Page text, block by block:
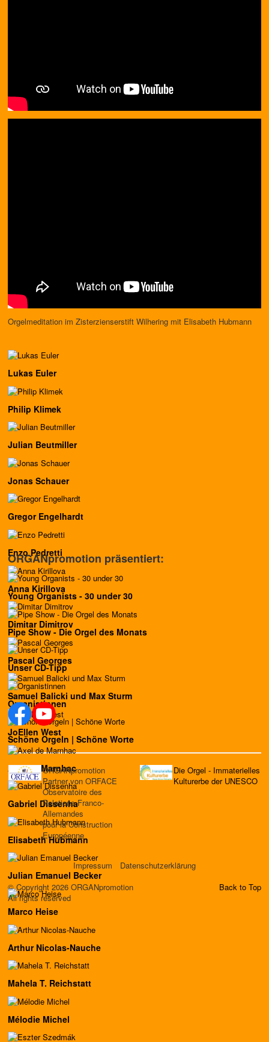
Orgelmeditation im Zisterzienserstift Wilhering mit Elisabeth Hubmann
Lukas Euler
Philip Klimek
Julian Beutmiller
Jonas Schauer
Gregor Engelhardt
Enzo Pedretti
Anna Kirillova
Dimitar Dimitrov
Pascal Georges
Samuel Balicki und Max Sturm
JoEllen West
Axel de Marnhac
Gabriel Dissenha
Elisabeth Hubmann
Julian Emanuel Becker
Marco Heise
Arthur Nicolas-Nauche
Mahela T. Reichstatt
Mélodie Michel
ORGANpromotion präsentiert:
Young Organists - 30 under 30
Pipe Show - Die Orgel des Monats
Unser CD-Tipp
Organistinnen
Schöne Orgeln | Schöne Worte
ORGANpromotion
Partner von ORFACE
Observatoire des
Relations Franco-
Allemandes
pour la Construction
Européenne
Die Orgel - Immaterielles
Kulturerbe der UNESCO
Impressum
Datenschutzerklärung
© Copyright 2026 ORGANpromotion
All rights reserved
Back to Top